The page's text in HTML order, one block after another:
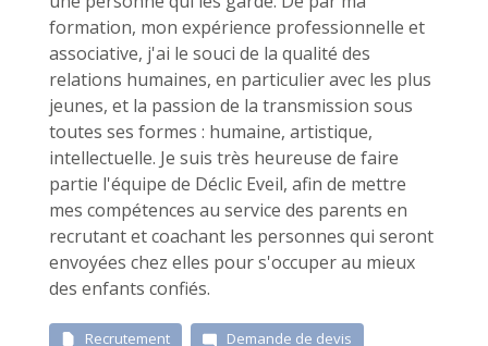
formation, mon expérience professionnelle et
associative, j'ai le souci de la qualité des
relations humaines, en particulier avec les plus
jeunes, et la passion de la transmission sous
toutes ses formes : humaine, artistique,
intellectuelle. Je suis très heureuse de faire
partie l'équipe de Déclic Eveil, afin de mettre
mes compétences au service des parents en
recrutant et coachant les personnes qui seront
envoyées chez elles pour s'occuper au mieux
des enfants confiés.
Recrutement Demande de devis